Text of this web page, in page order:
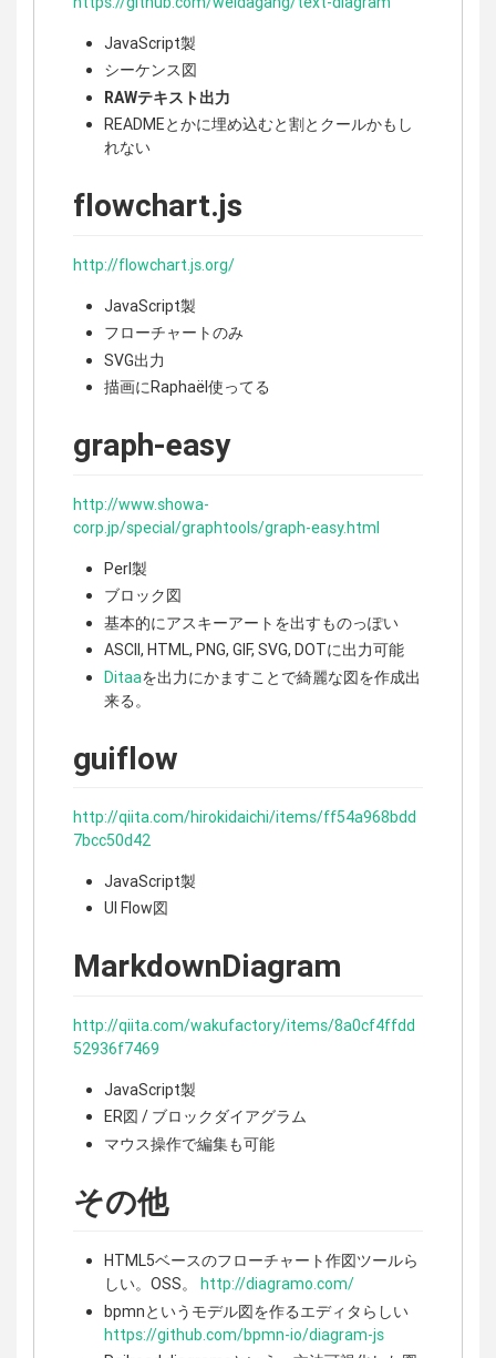
JavaScript製
シーケンス図
RAWテキスト出力
READMEとかに埋め込むと割とクールかもし
れない
flowchart.js
http://flowchart.js.org/
JavaScript製
フローチャートのみ
SVG出力
描画にRaphaël使ってる
graph-easy
http://www.showa-
corp.jp/special/graphtools/graph-easy.html
Perl製
ブロック図
基本的にアスキーアートを出すものっぽい
ASCII, HTML, PNG, GIF, SVG, DOTに出力可能
Ditaaを出力にかますことで綺麗な図を作成出
来る。
guiflow
http://qiita.com/hirokidaichi/items/ff54a968bdd
7bcc50d42
JavaScript製
UI Flow図
MarkdownDiagram
http://qiita.com/wakufactory/items/8a0cf4ffdd
52936f7469
JavaScript製
ER図 / ブロックダイアグラム
マウス操作で編集も可能
その他
HTML5ベースのフローチャート作図ツールら
しい。OSS。 http://diagramo.com/
bpmnというモデル図を作るエディタらしい
https://github.com/bpmn-io/diagram-js